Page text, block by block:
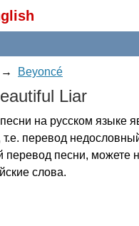
→ Beyoncé
Liar
на русском языке
перевод
перевод песни, можете
слова.